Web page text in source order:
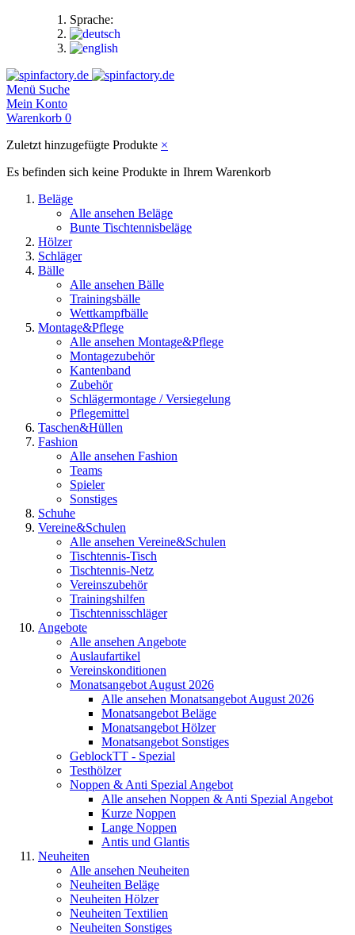
Sprache:
Menü Suche
Mein Konto
Warenkorb 0
Zuletzt hinzugefügte Produkte ×
Es befinden sich keine Produkte in Ihrem Warenkorb
Beläge
Alle ansehen Beläge
Bunte Tischtennisbeläge
Hölzer
Schläger
Bälle
Alle ansehen Bälle
Trainingsbälle
Wettkampfbälle
Montage&Pflege
Alle ansehen Montage&Pflege
Montagezubehör
Kantenband
Zubehör
Schlägermontage / Versiegelung
Pflegemittel
Taschen&Hüllen
Fashion
Alle ansehen Fashion
Teams
Spieler
Sonstiges
Schuhe
Vereine&Schulen
Alle ansehen Vereine&Schulen
Tischtennis-Tisch
Tischtennis-Netz
Vereinszubehör
Trainingshilfen
Tischtennisschläger
Angebote
Alle ansehen Angebote
Auslaufartikel
Vereinskonditionen
Monatsangebot August 2026
Alle ansehen Monatsangebot August 2026
Monatsangebot Beläge
Monatsangebot Hölzer
Monatsangebot Sonstiges
GeblockTT - Spezial
Testhölzer
Noppen & Anti Spezial Angebot
Alle ansehen Noppen & Anti Spezial Angebot
Kurze Noppen
Lange Noppen
Antis und Glantis
Neuheiten
Alle ansehen Neuheiten
Neuheiten Beläge
Neuheiten Hölzer
Neuheiten Textilien
Neuheiten Sonstiges